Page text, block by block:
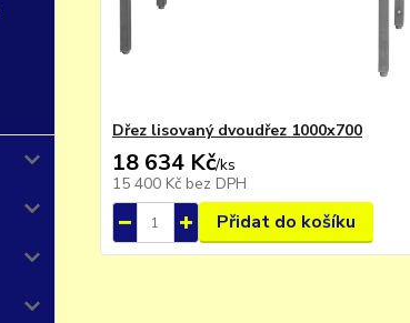
Dřez lisovaný dvoudřez 1000x700
18 634 Kč/ks
15 400 Kč bez DPH
Přidat do košíku